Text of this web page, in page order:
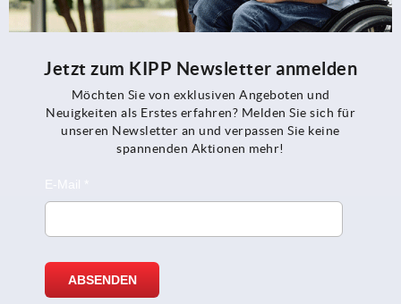
Jetzt zum KIPP Newsletter anmelden
Möchten Sie von exklusiven Angeboten und
Neuigkeiten als Erstes erfahren? Melden Sie sich für
unseren Newsletter an und verpassen Sie keine
spannenden Aktionen mehr!